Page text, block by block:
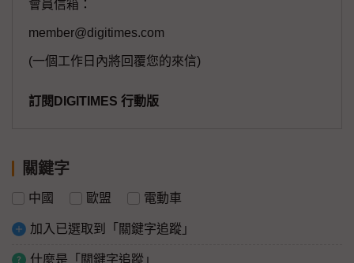
會員信箱：
member@digitimes.com
(一個工作日內將回覆您的來信)
訂閱DIGITIMES 行動版
關鍵字
中國 歐盟 電動車
加入已選取到「關鍵字追蹤」
什麼是「關鍵字追蹤」